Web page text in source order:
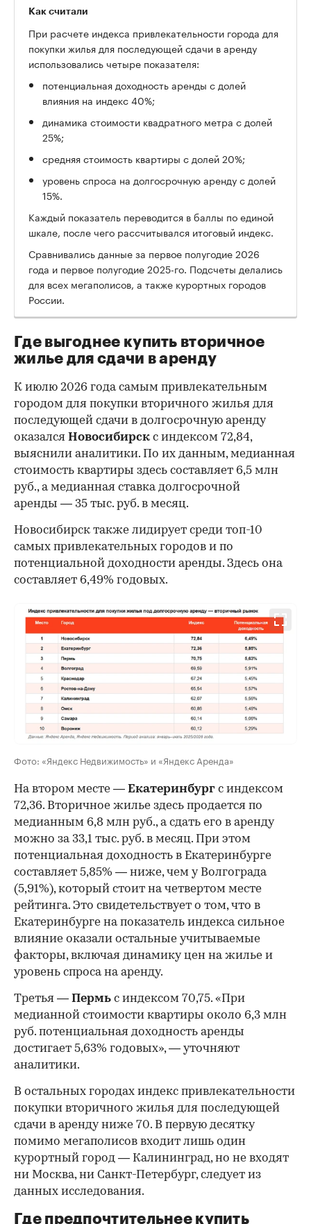
Как считали
При расчете индекса привлекательности города для
покупки жилья для последующей сдачи в аренду
использовались четыре показателя:
потенциальная доходность аренды с долей
влияния на индекс 40%;
динамика стоимости квадратного метра с долей
25%;
средняя стоимость квартиры с долей 20%;
уровень спроса на долгосрочную аренду с долей
15%.
Каждый показатель переводится в баллы по единой
шкале, после чего рассчитывался итоговый индекс.
Сравнивались данные за первое полугодие 2026
года и первое полугодие 2025-го. Подсчеты делались
для всех мегаполисов, а также курортных городов
России.
Где выгоднее купить вторичное
жилье для сдачи в аренду
К июлю 2026 года самым привлекательным
городом для покупки вторичного жилья для
последующей сдачи в долгосрочную аренду
оказался Новосибирск с индексом 72,84,
выяснили аналитики. По их данным, медианная
стоимость квартиры здесь составляет 6,5 млн
руб., а медианная ставка долгосрочной
аренды — 35 тыс. руб. в месяц.
Новосибирск также лидирует среди топ-10
самых привлекательных городов и по
потенциальной доходности аренды. Здесь она
составляет 6,49% годовых.
Фото: «Яндекс Недвижимость» и «Яндекс Аренда»
На втором месте — Екатеринбург с индексом
72,36. Вторичное жилье здесь продается по
медианным 6,8 млн руб., а сдать его в аренду
можно за 33,1 тыс. руб. в месяц. При этом
потенциальная доходность в Екатеринбурге
составляет 5,85% — ниже, чем у Волгограда
(5,91%), который стоит на четвертом месте
рейтинга. Это свидетельствует о том, что в
Екатеринбурге на показатель индекса сильное
влияние оказали остальные учитываемые
факторы, включая динамику цен на жилье и
уровень спроса на аренду.
Третья — Пермь с индексом 70,75. «При
медианной стоимости квартиры около 6,3 млн
руб. потенциальная доходность аренды
достигает 5,63% годовых», — уточняют
аналитики.
В остальных городах индекс привлекательности
покупки вторичного жилья для последующей
сдачи в аренду ниже 70. В первую десятку
помимо мегаполисов входит лишь один
курортный город — Калининград, но не входят
ни Москва, ни Санкт-Петербург, следует из
данных исследования.
Где предпочтительнее купить